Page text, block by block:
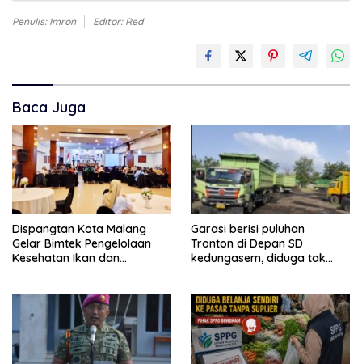
Penulis: Imron Editor: Red
Baca Juga
Dispangtan Kota Malang
Gelar Bimtek Pengelolaan
Kesehatan Ikan dan
Garasi berisi puluhan
Tronton di Depan SD
kedungasem, diduga tak